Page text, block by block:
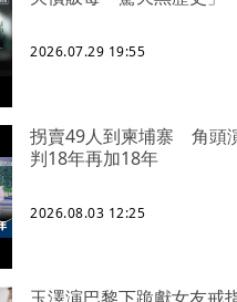
2026.07.29 19:55
拐賣49人到柬埔寨 角頭
判18年再加18年
2026.08.03 12:25